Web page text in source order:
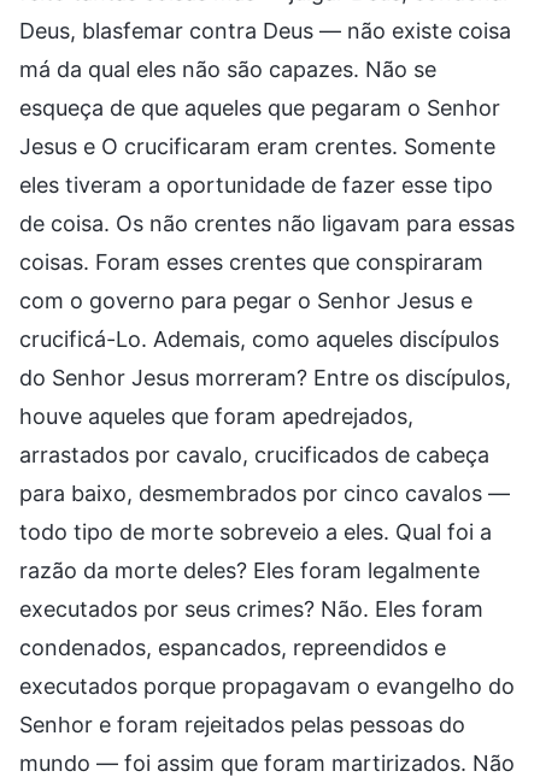
Deus, blasfemar contra Deus — não existe coisa
má da qual eles não são capazes. Não se
esqueça de que aqueles que pegaram o Senhor
Jesus e O crucificaram eram crentes. Somente
eles tiveram a oportunidade de fazer esse tipo
de coisa. Os não crentes não ligavam para essas
coisas. Foram esses crentes que conspiraram
com o governo para pegar o Senhor Jesus e
crucificá-Lo. Ademais, como aqueles discípulos
do Senhor Jesus morreram? Entre os discípulos,
houve aqueles que foram apedrejados,
arrastados por cavalo, crucificados de cabeça
para baixo, desmembrados por cinco cavalos —
todo tipo de morte sobreveio a eles. Qual foi a
razão da morte deles? Eles foram legalmente
executados por seus crimes? Não. Eles foram
condenados, espancados, repreendidos e
executados porque propagavam o evangelho do
Senhor e foram rejeitados pelas pessoas do
mundo — foi assim que foram martirizados. Não